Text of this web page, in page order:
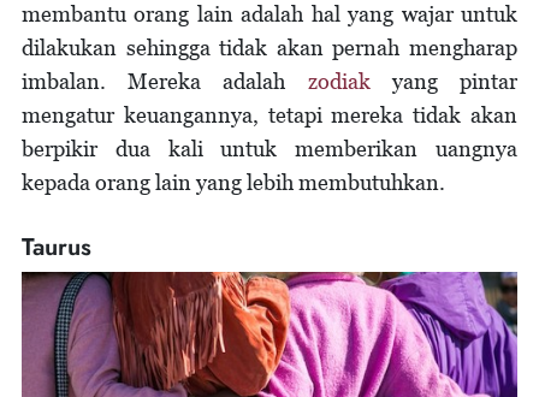
membantu orang lain adalah hal yang wajar untuk
dilakukan sehingga tidak akan pernah mengharap
imbalan. Mereka adalah zodiakyang pintar
mengatur keuangannya, tetapi mereka tidak akan
berpikir dua kali untuk memberikan uangnya
kepada orang lain yang lebih membutuhkan.
Taurus